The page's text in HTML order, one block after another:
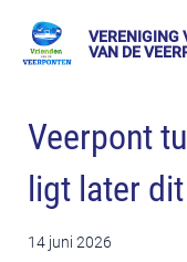
VERENIGING
VAN DE
Veerpont
ligt later
14 juni 2026